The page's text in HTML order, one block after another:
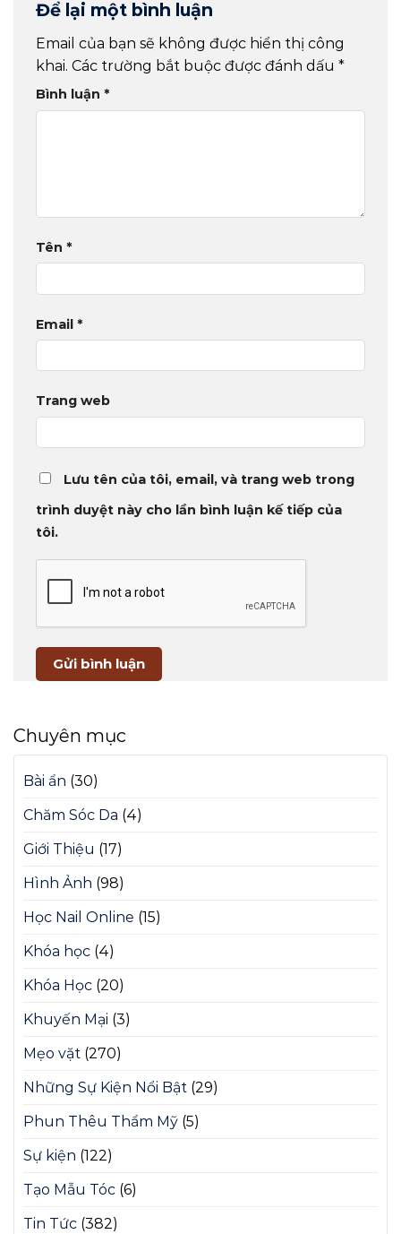
Để lại một bình luận
Email của bạn sẽ không được hiển thị công
khai. Các trường bắt buộc được đánh dấu *
Bình luận *
Tên *
Email *
Trang web
Lưu tên của tôi, email, và trang web trong
trình duyệt này cho lần bình luận kế tiếp của
tôi.
Chuyên mục
Bài ẩn (30)
Chăm Sóc Da (4)
Giới Thiệu (17)
Hình Ảnh (98)
Học Nail Online (15)
Khóa học (4)
Khóa Học (20)
Khuyến Mại (3)
Mẹo vặt (270)
Những Sự Kiện Nổi Bật (29)
Phun Thêu Thẩm Mỹ (5)
Sự kiện (122)
Tạo Mẫu Tóc (6)
Tin Tức (382)